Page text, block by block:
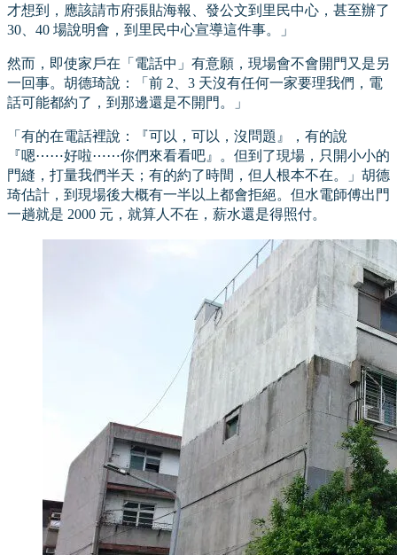
才想到，應該請市府張貼海報、發公文到里民中心，甚至辦了
30、40 場說明會，到里民中心宣導這件事。」
然而，即使家戶在「電話中」有意願，現場會不會開門又是另
一回事。胡德琦說：「前 2、3 天沒有任何一家要理我們，電
話可能都約了，到那邊還是不開門。」
「有的在電話裡說：『可以，可以，沒問題』，有的說
『嗯⋯⋯好啦⋯⋯你們來看看吧』。但到了現場，只開小小的
門縫，打量我們半天；有的約了時間，但人根本不在。」胡德
琦估計，到現場後大概有一半以上都會拒絕。但水電師傅出門
一趟就是 2000 元，就算人不在，薪水還是得照付。